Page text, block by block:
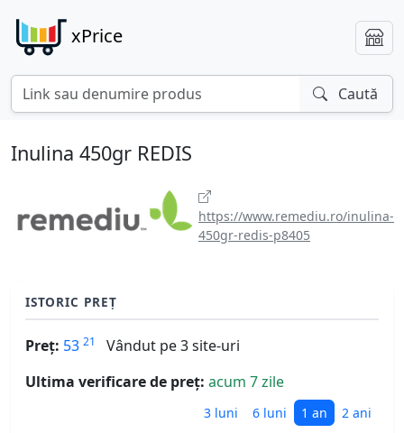
xPrice
Caută
Inulina 450gr REDIS
https://www.remediu.ro/inulina-
450gr-redis-p8405
ISTORIC PREȚ
Preț: 53 21
Vândut pe 3 site-uri
Ultima verificare de preț: acum 7 zile
3 luni 6 luni 1 an 2 ani